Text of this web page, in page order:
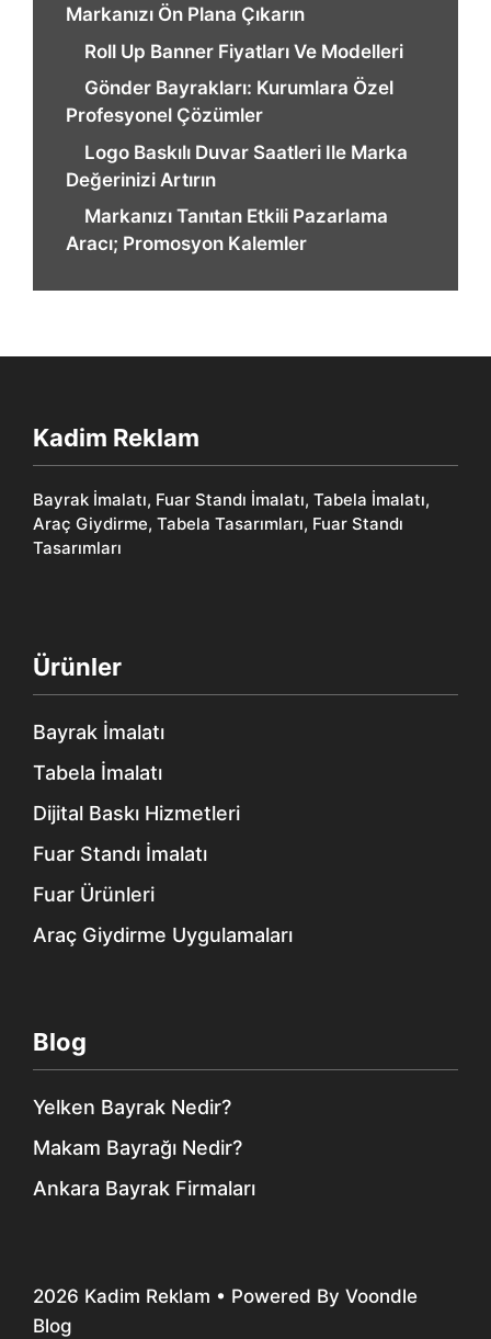
Markanızı Ön Plana Çıkarın
Roll Up Banner Fiyatları Ve Modelleri
Gönder Bayrakları: Kurumlara Özel
Profesyonel Çözümler
Logo Baskılı Duvar Saatleri Ile Marka
Değerinizi Artırın
Markanızı Tanıtan Etkili Pazarlama
Aracı; Promosyon Kalemler
Kadim Reklam
Bayrak İmalatı, Fuar Standı İmalatı, Tabela İmalatı,
Araç Giydirme, Tabela Tasarımları, Fuar Standı
Tasarımları
Ürünler
Bayrak İmalatı
Tabela İmalatı
Dijital Baskı Hizmetleri
Fuar Standı İmalatı
Fuar Ürünleri
Araç Giydirme Uygulamaları
Blog
Yelken Bayrak Nedir?
Makam Bayrağı Nedir?
Ankara Bayrak Firmaları
2026 Kadim Reklam • Powered By Voondle
Blog